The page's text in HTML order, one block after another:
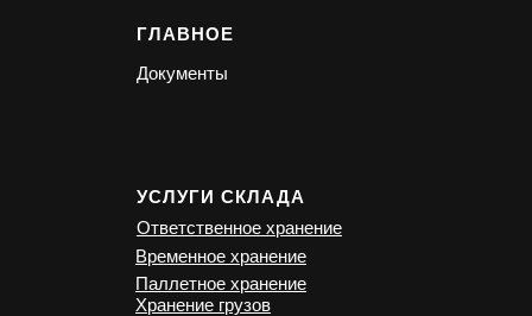
УСЛУГИ СКЛАДА
Хранение грузов
ГЛАВНОЕ
Документы
Временное хранение
Ответственное хранение
Паллетное хранение